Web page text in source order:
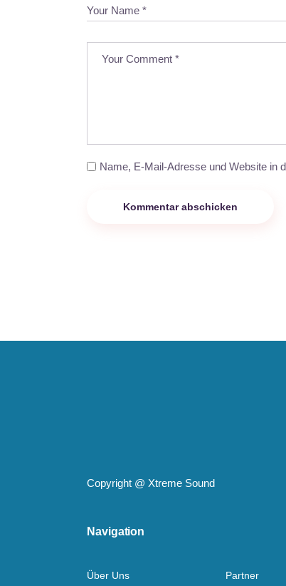
Name, E-Mail-Adresse und Website in
Kommentar abschicken
Copyright @ Xtreme Sound
Navigation
Über Uns Partner